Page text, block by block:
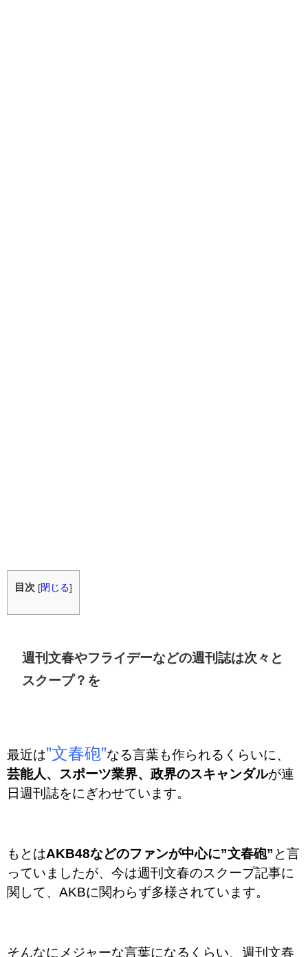
目次 [閉じる]
週刊文春やフライデーなどの週刊誌は次々と
スクープ？を
最近は”文春砲”なる言葉も作られるくらいに、
芸能人、スポーツ業界、政界のスキャンダルが連
日週刊誌をにぎわせています。
もとはAKB48などのファンが中心に”文春砲”と言
っていましたが、今は週刊文春のスクープ記事に
関して、AKBに関わらず多様されています。
そんなにメジャーな言葉になるくらい、週刊文春